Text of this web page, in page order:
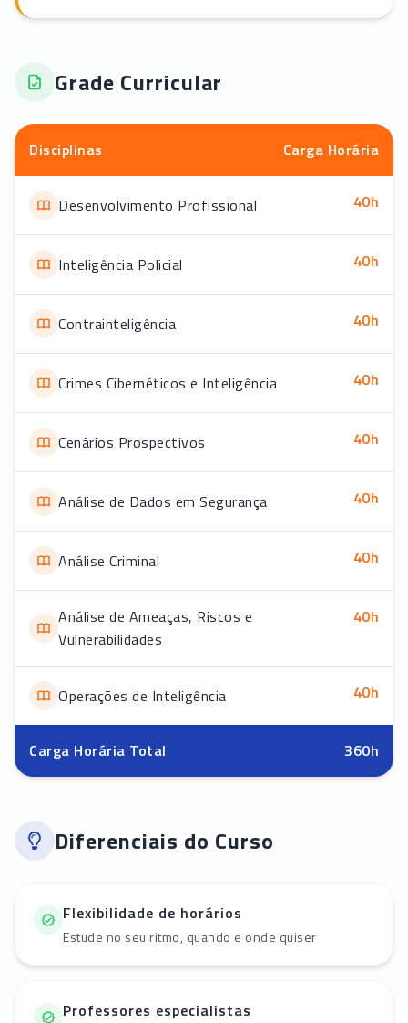
Grade Curricular
Disciplinas Carga Horária
Desenvolvimento Profissional 40h
Inteligência Policial 40h
Contrainteligência 40h
Crimes Cibernéticos e Inteligência 40h
Cenários Prospectivos 40h
Análise de Dados em Segurança 40h
Análise Criminal 40h
Análise de Ameaças, Riscos e
Vulnerabilidades
40h
Operações de Inteligência 40h
Carga Horária Total 360h
Diferenciais do Curso
Flexibilidade de horários
Estude no seu ritmo, quando e onde quiser
Professores especialistas